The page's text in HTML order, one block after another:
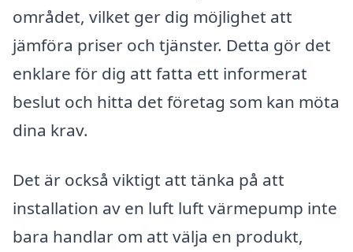
området, vilket ger dig möjlighet att
jämföra priser och tjänster. Detta gör det
enklare för dig att fatta ett informerat
beslut och hitta det företag som kan möta
dina krav.
Det är också viktigt att tänka på att
installation av en luft luft värmepump inte
bara handlar om att välja en produkt,